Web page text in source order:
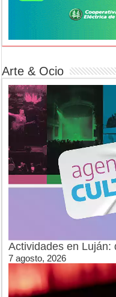
Arte & Ocio
Actividades en Luján:
7 agosto, 2026